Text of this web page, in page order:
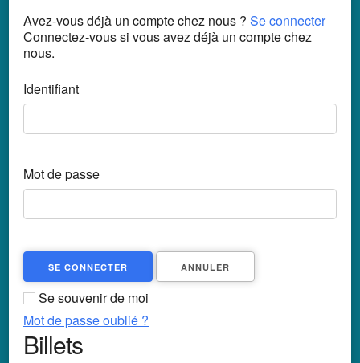
Avez-vous déjà un compte chez nous ? Se connecter
Connectez-vous si vous avez déjà un compte chez
nous.
Identifiant
Mot de passe
SE CONNECTER ANNULER
Se souvenir de moi
Mot de passe oublié ?
Billets